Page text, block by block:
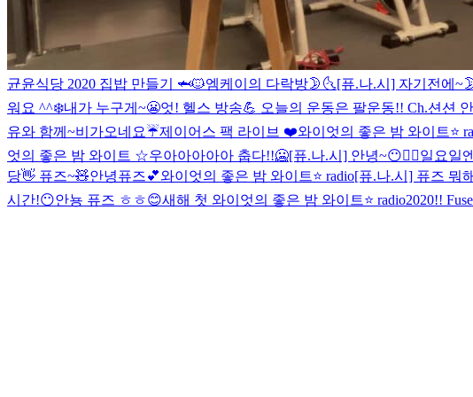
균윤식당 2020 집밥 만들기 🦈🐱엠케이의 다락방🌛🌜[퓨.나.시] 자기전에
워요 ^^❄️내가 누구게~😬엇! 헬스 방송💪 오늘의 운동은 팔운동!! Ch.션션
유와 함께~비가오네요☔️제이어스 팩 라이브 ❤️와이엇의 좋은 밤 와이트⭐️
엇의 좋은 밤 와이트 ☆우아아아아아 춥다!!🥶[퓨.나.시] 안녕~😶✌🏻일요일
당👋 퓨즈~🧸안녕퓨즈💕와이엇의 좋은 밤 와이트⭐️ radio[퓨.나.시] 퓨즈 뭐
시간!😶안뇽 퓨즈 ㅎㅎ😊새해 첫 와이엇의 좋은 밤 와이트⭐️ radio2020!!